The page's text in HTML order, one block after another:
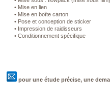
• Mise en lien
• Mise en boîte carton
• Pose et conception de sticker
• Impression de raidisseurs
• Conditionnement spécifique
pour une étude précise, une